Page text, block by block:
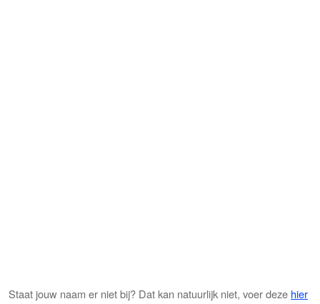
Staat jouw naam er niet bij? Dat kan natuurlijk niet, voer deze hier